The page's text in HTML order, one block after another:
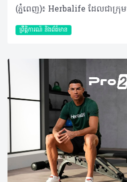
ព្រឹត្តិការណ៍ និងព័ត៌មាន